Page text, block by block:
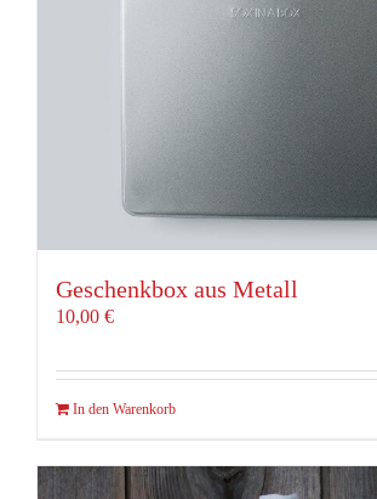
Geschenkbox aus Metall
10,00 €
In den Warenkorb